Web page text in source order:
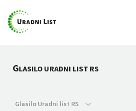
GLASILO URADNI LIST RS
Glasilo Uradni list RS